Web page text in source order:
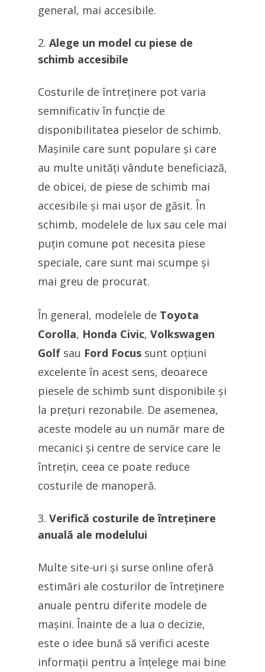
general, mai accesibile.
Alege un model cu piese de
schimb accesibile
Costurile de întreținere pot varia
semnificativ în funcție de
disponibilitatea pieselor de schimb.
Mașinile care sunt populare și care
au multe unități vândute beneficiază,
de obicei, de piese de schimb mai
accesibile și mai ușor de găsit. În
schimb, modelele de lux sau cele mai
puțin comune pot necesita piese
speciale, care sunt mai scumpe și
mai greu de procurat.
În general, modelele de Toyota
Corolla, Honda Civic, Volkswagen
Golf sau Ford Focus sunt opțiuni
excelente în acest sens, deoarece
piesele de schimb sunt disponibile și
la prețuri rezonabile. De asemenea,
aceste modele au un număr mare de
mecanici și centre de service care le
întrețin, ceea ce poate reduce
costurile de manoperă.
Verifică costurile de întreținere
anuală ale modelului
Multe site-uri și surse online oferă
estimări ale costurilor de întreținere
anuale pentru diferite modele de
mașini. Înainte de a lua o decizie,
este o idee bună să verifici aceste
informații pentru a înțelege mai bine